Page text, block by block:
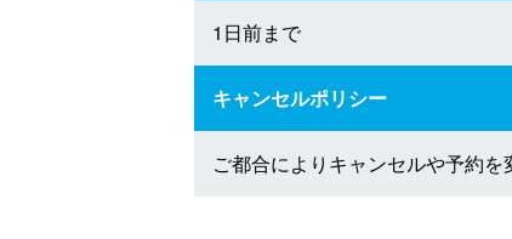
1日前まで
キャンセルポリシー
ご都合によりキャンセルや予約